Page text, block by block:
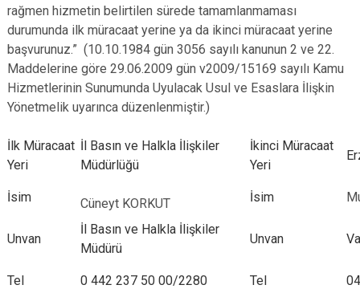
rağmen hizmetin belirtilen sürede tamamlanmaması
durumunda ilk müracaat yerine ya da ikinci müracaat yerine
başvurunuz.” (10.10.1984 gün 3056 sayılı kanunun 2 ve 22.
Maddelerine göre 29.06.2009 gün v2009/15169 sayılı Kamu
Hizmetlerinin Sunumunda Uyulacak Usul ve Esaslara İlişkin
Yönetmelik uyarınca düzenlenmiştir.)
İlk Müracaat
Yeri
İl Basın ve Halkla İlişkiler
Müdürlüğü
İkinci Müracaat
Yeri
İsim Cüneyt KORKUT İsim
Unvan
İl Basın ve Halkla İlişkiler
Müdürü
Unvan
Tel 0 442 237 50 00/2280 Tel